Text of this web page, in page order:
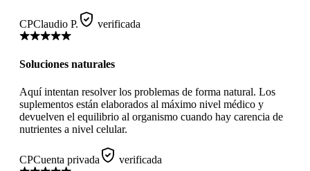
CPClaudio P. verificada
Soluciones naturales
Aquí intentan resolver los problemas de forma natural. Los
suplementos están elaborados al máximo nivel médico y
devuelven el equilibrio al organismo cuando hay carencia de
nutrientes a nivel celular.
CPCuenta privada verificada